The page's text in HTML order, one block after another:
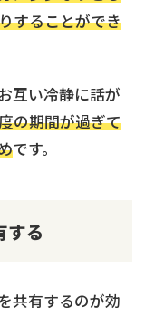
することができ
互い冷静に話が
の期間が過ぎて
です。
する
共有するのが効